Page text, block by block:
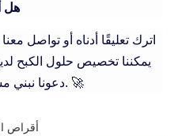
هل
اترك تعليقًا أدناه أو تواصل
يمكننا تخصيص حلول الكبح
دعونا نبني مستقبلًا أكثر أمانًا وكفاءة لأسطولك. 🚀
أقراص